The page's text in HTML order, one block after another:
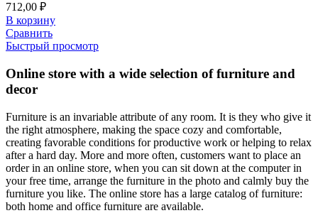
712,00 ₽
В корзину
Сравнить
Быстрый просмотр
Online store with a wide selection of furniture and
decor
Furniture is an invariable attribute of any room. It is they who give it
the right atmosphere, making the space cozy and comfortable,
creating favorable conditions for productive work or helping to relax
after a hard day. More and more often, customers want to place an
order in an online store, when you can sit down at the computer in
your free time, arrange the furniture in the photo and calmly buy the
furniture you like. The online store has a large catalog of furniture:
both home and office furniture are available.